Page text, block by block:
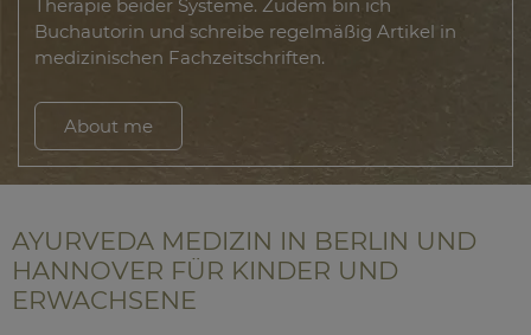
Therapie beider Systeme. Zudem bin ich
Buchautorin und schreibe regelmäßig Artikel in
medizinischen Fachzeitschriften.
About me
AYURVEDA MEDIZIN IN BERLIN UND
HANNOVER FÜR KINDER UND
ERWACHSENE